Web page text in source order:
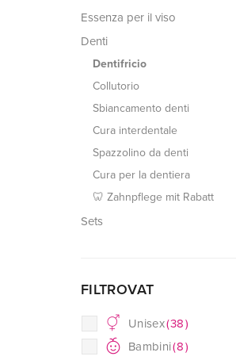
Essenza per il viso
Denti
Dentifricio
Collutorio
Sbiancamento denti
Cura interdentale
Spazzolino da denti
Cura per la dentiera
🦷 Zahnpflege mit Rabatt
Sets
FILTROVAT
Unisex(38)
Bambini(8)